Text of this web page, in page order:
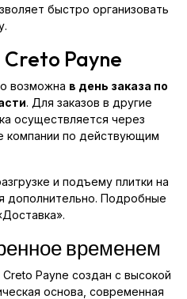
быстро организовать
Creto Payne
возможна в день заказа по
. Для заказов в другие
осуществляется через
компании по действующим
и подъему плитки на
дополнительно. Подробные
временем
Payne создан с высокой
основа, современная